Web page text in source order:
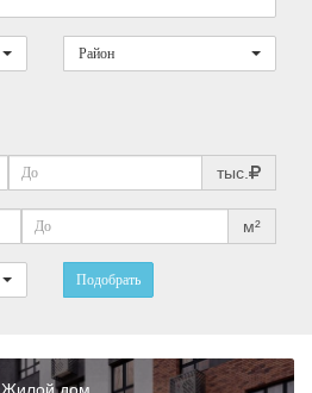
Район
тыс.
м²
Подобрать